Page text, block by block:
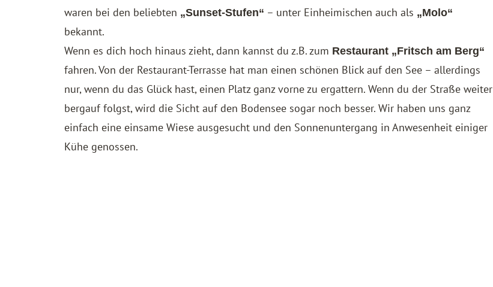
waren bei den beliebten „Sunset-Stufen“ – unter Einheimischen auch als „Molo“
bekannt.
Wenn es dich hoch hinaus zieht, dann kannst du z.B. zum Restaurant „Fritsch am Berg“
fahren. Von der Restaurant-Terrasse hat man einen schönen Blick auf den See – allerdings
nur, wenn du das Glück hast, einen Platz ganz vorne zu ergattern. Wenn du der Straße weiter
bergauf folgst, wird die Sicht auf den Bodensee sogar noch besser. Wir haben uns ganz
einfach eine einsame Wiese ausgesucht und den Sonnenuntergang in Anwesenheit einiger
Kühe genossen.